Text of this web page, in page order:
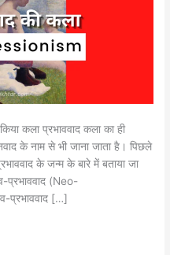
कला प्रभाववाद कला का ही
के नाम से भी जाना जाता है। पिछले
के जन्म के बारे में बताया जा
प्रभाववाद (Neo-
प्रभाववाद […]